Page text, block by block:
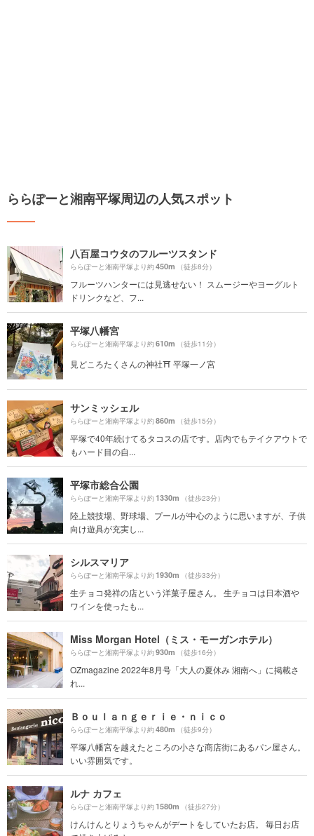
ららぽーと湘南平塚周辺の人気スポット
八百屋コウタのフルーツスタンド
ららぽーと湘南平塚より約450m （徒歩8分）
フルーツハンターには見逃せない！ スムージーやヨーグルト
ドリンクなど、フ...
平塚八幡宮
ららぽーと湘南平塚より約610m （徒歩11分）
見どころたくさんの神社⛩️ 平塚一ノ宮
サンミッシェル
ららぽーと湘南平塚より約860m （徒歩15分）
平塚で40年続けてるタコスの店です。店内でもテイクアウトで
もハード目の自...
平塚市総合公園
ららぽーと湘南平塚より約1330m （徒歩23分）
陸上競技場、野球場、プールが中心のように思いますが、子供
向け遊具が充実し...
シルスマリア
ららぽーと湘南平塚より約1930m （徒歩33分）
生チョコ発祥の店という洋菓子屋さん。 生チョコは日本酒や
ワインを使ったも...
Miss Morgan Hotel（ミス・モーガンホテル）
ららぽーと湘南平塚より約930m （徒歩16分）
OZmagazine 2022年8月号「大人の夏休み 湘南へ」に掲載さ
れ...
Ｂｏｕｌａｎｇｅｒｉｅ・ｎｉｃｏ
ららぽーと湘南平塚より約480m （徒歩9分）
平塚八幡宮を越えたところの小さな商店街にあるパン屋さん。
いい雰囲気です。
ルナ カフェ
ららぽーと湘南平塚より約1580m （徒歩27分）
けんけんとりょうちゃんがデートをしていたお店。 毎日お店